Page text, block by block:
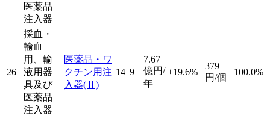
医薬品
注入器
26
採血・
輸血
用、輸
液用器
具及び
医薬品
注入器
医薬品・ワ
クチン用注
入器(Ⅱ)
14 9
7.67
億円/
年
+19.6%
379
円/個
100.0%